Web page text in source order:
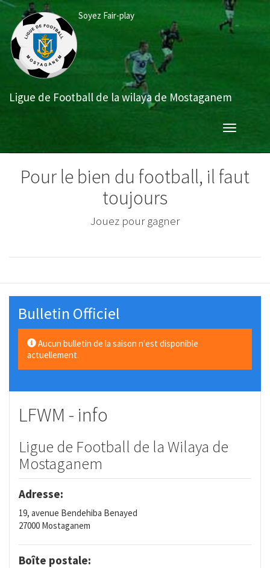
Aller
contenu
principal
Ligue de Football de la wilaya de Mostaganem
Soyez Fair-play
Toggle
Pour le bien du football, il faut
toujours
Jouez pour gagner
Bulletin Officiel
Aucun bulletin de la saison n'est disponible
actuellement.
LFWM - info
Ligue de Football de la Wilaya de
Mostaganem
Adresse:
19, avenue Bendehiba Benayed
27000 Mostaganem
Boîte postale: